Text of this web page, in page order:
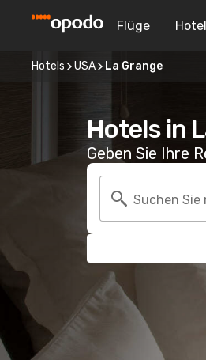
Flüge
Hotels USA La Grange
Hotels in
Geben Sie Ihre